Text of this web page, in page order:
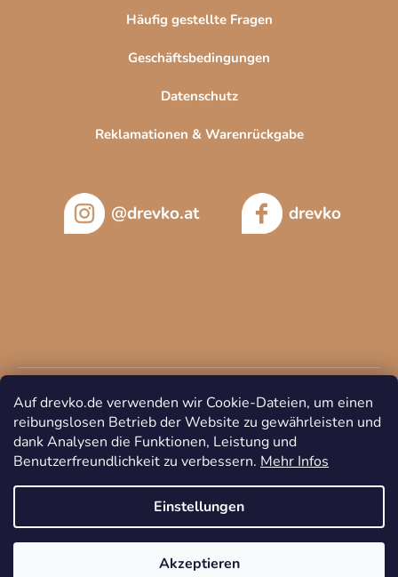
Auf drevko.de verwenden wir Cookie-Dateien, um einen
reibungslosen Betrieb der Website zu gewährleisten und
dank Analysen die Funktionen, Leistung und
Benutzerfreundlichkeit zu verbessern. Mehr Infos
Einstellungen
Akzeptieren
Häufig gestellte Fragen
Geschäftsbedingungen
Datenschutz
Reklamationen & Warenrückgabe
@drevko.at drevko
Copyright 2026DREVKO. Alle Rechte vorbehalten.